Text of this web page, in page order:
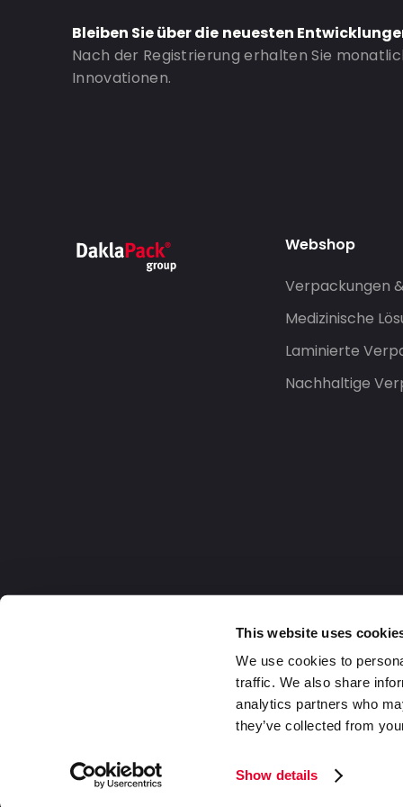
This website uses
We use cookies to
traffic. We also share
analytics partners who
they’ve collected from
Show details
Bleiben Sie über die neuesten
Nach der Registrierung erhalten Sie
Innovationen.
Webshop
Verpackungen
Medizinische
Laminierte
Nachhaltige
2026 DaklaPack Group. Alle Rechte